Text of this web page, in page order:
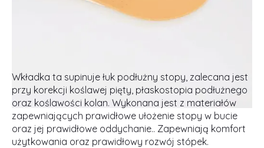
Wkładka ta supinuje łuk podłużny stopy, zalecana jest
przy korekcji koślawej pięty, płaskostopia podłużnego
oraz koślawości kolan. Wykonana jest z materiałów
zapewniających prawidłowe ułożenie stopy w bucie
oraz jej prawidłowe oddychanie.. Zapewniają komfort
użytkowania oraz prawidłowy rozwój stópek.